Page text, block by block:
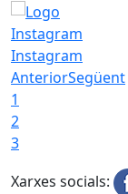
Instagram
AnteriorSegüent
1
2
3
Xarxes socials: